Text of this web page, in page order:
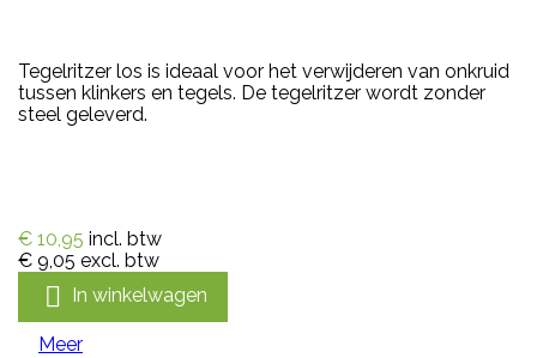
Tegelritzer los is ideaal voor het verwijderen van onkruid
tussen klinkers en tegels. De tegelritzer wordt zonder
steel geleverd.
€ 10,95 incl. btw
€ 9,05 excl. btw
 In winkelwagen
Meer